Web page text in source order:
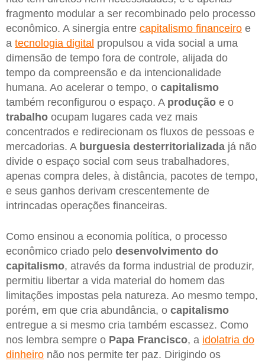
fragmento modular a ser recombinado pelo processo
econômico. A sinergia entre capitalismo financeiro e
a tecnologia digital propulsou a vida social a uma
dimensão de tempo fora de controle, alijada do
tempo da compreensão e da intencionalidade
humana. Ao acelerar o tempo, o capitalismo
também reconfigurou o espaço. A produção e o
trabalho ocupam lugares cada vez mais
concentrados e redirecionam os fluxos de pessoas e
mercadorias. A burguesia desterritorializada já não
divide o espaço social com seus trabalhadores,
apenas compra deles, à distância, pacotes de tempo,
e seus ganhos derivam crescentemente de
intrincadas operações financeiras.
Como ensinou a economia política, o processo
econômico criado pelo desenvolvimento do
capitalismo, através da forma industrial de produzir,
permitiu libertar a vida material do homem das
limitações impostas pela natureza. Ao mesmo tempo,
porém, em que cria abundância, o capitalismo
entregue a si mesmo cria também escassez. Como
nos lembra sempre o Papa Francisco, a idolatria do
dinheiro não nos permite ter paz. Dirigindo os